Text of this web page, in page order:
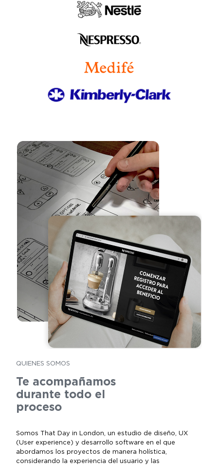
QUIENES SOMOS
Te acompañamos
durante todo el
proceso
Somos That Day in London, un estudio de diseño, UX
(User experience) y desarrollo software en el que
abordamos los proyectos de manera holística,
considerando la experiencia del usuario y las